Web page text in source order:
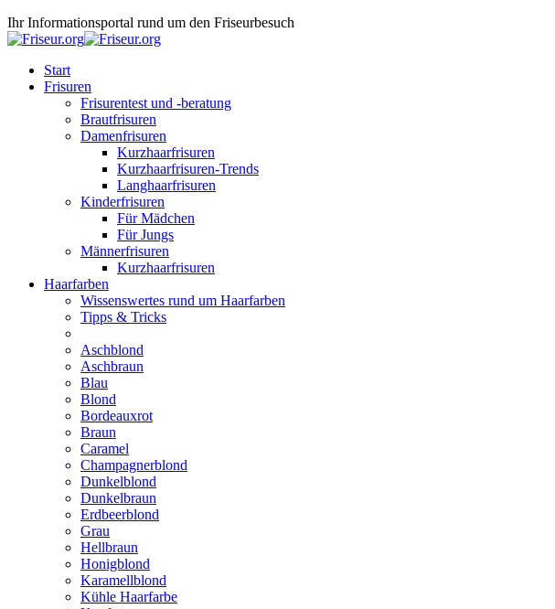
Ihr Informationsportal rund um den Friseurbesuch
Start
Frisuren
Frisurentest und -beratung
Brautfrisuren
Damenfrisuren
Kurzhaarfrisuren
Kurzhaarfrisuren-Trends
Langhaarfrisuren
Kinderfrisuren
Für Mädchen
Für Jungs
Männerfrisuren
Kurzhaarfrisuren
Haarfarben
Wissenswertes rund um Haarfarben
Tipps & Tricks
Aschblond
Aschbraun
Blau
Blond
Bordeauxrot
Braun
Caramel
Champagnerblond
Dunkelblond
Dunkelbraun
Erdbeerblond
Grau
Hellbraun
Honigblond
Karamellblond
Kühle Haarfarbe